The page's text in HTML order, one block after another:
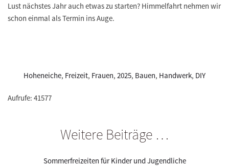
Lust nächstes Jahr auch etwas zu starten? Himmelfahrt nehmen wir
schon einmal als Termin ins Auge.
Hoheneiche, Freizeit, Frauen, 2025, Bauen, Handwerk, DIY
Aufrufe: 41577
Weitere Beiträge …
Sommerfreizeiten für Kinder und Jugendliche